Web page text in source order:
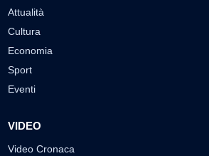
Attualità
Cultura
Economia
Sport
Eventi
VIDEO
Video Cronaca